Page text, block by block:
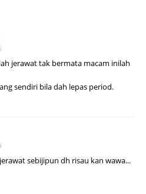
jerawat tak bermata macam inilah
sendiri bila dah lepas period.
sebijipun dh risau kan wawa...